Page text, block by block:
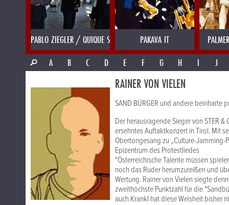
PABLO ZIEGLER / QUIQUE SINESI PAKAVA IT
A
B C D E F G H I J
RAINER VON VIELEN
SAND BÜRGER und andere beinharte
Der herausragende Sieger von STER
ersehntes Auftaktkonzert in Tirol. Mit
Obertongesang zu „Culture-
Epizentrum des Protestliedes
"Österreichische Talente müssen
noch das Ruder herumzureißen und
Wertung. Rainer von Vielen siegte
zweithöchste Punktzahl für die
auch Krankl hat diese Weisheit bisher